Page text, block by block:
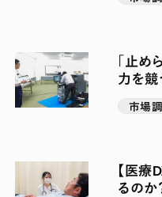
きてい
「止め
力を競
市場
【医療
るのか